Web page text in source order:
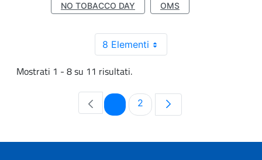
NO TOBACCO DAY
OMS
8 Elementi
Mostrati 1 - 8 su 11 risultati.
PaginaPagina
2